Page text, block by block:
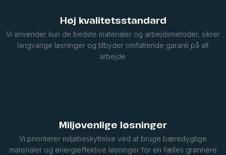
Høj kvalitetsstandard
Vi anvender kun de bedste materialer og arbejdsmetoder, sikrer
langvarige løsninger og tilbyder omfattende garanti på alt
arbejde.
Miljøvenlige løsninger
Vi prioriterer miljøbeskyttelse ved at bruge bæredygtige
materialer og energieffektive løsninger for en fælles grønnere